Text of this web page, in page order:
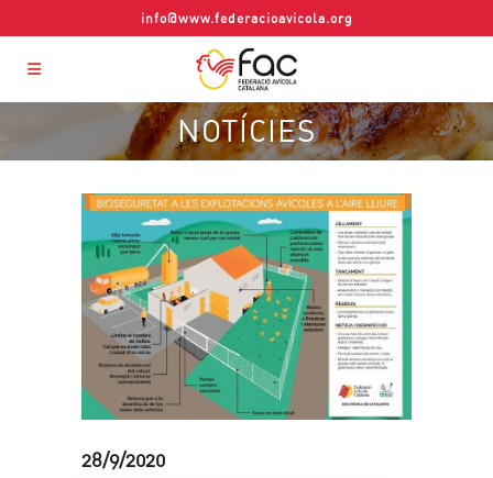
info@www.federacioavicola.org
NOTÍCIES
28/9/2020